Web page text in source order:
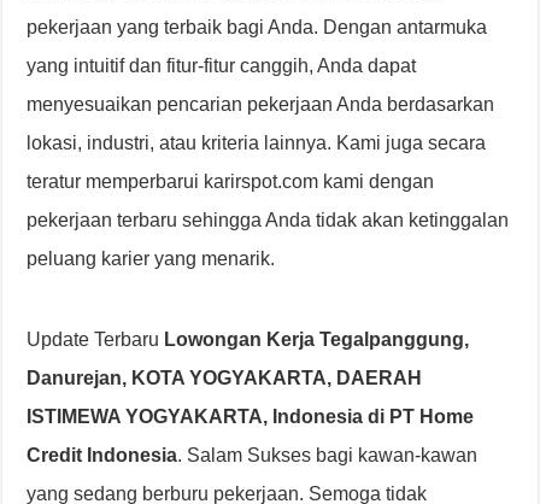
pekerjaan yang terbaik bagi Anda. Dengan antarmuka
yang intuitif dan fitur-fitur canggih, Anda dapat
menyesuaikan pencarian pekerjaan Anda berdasarkan
lokasi, industri, atau kriteria lainnya. Kami juga secara
teratur memperbarui karirspot.com kami dengan
pekerjaan terbaru sehingga Anda tidak akan ketinggalan
peluang karier yang menarik.
Update Terbaru Lowongan Kerja Tegalpanggung,
Danurejan, KOTA YOGYAKARTA, DAERAH
ISTIMEWA YOGYAKARTA, Indonesia di PT Home
Credit Indonesia. Salam Sukses bagi kawan-kawan
yang sedang berburu pekerjaan. Semoga tidak